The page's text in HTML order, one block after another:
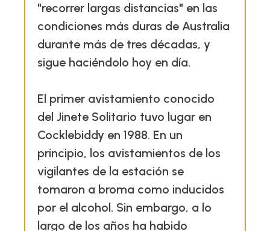
"recorrer largas distancias" en las
condiciones más duras de Australia
durante más de tres décadas, y
sigue haciéndolo hoy en día.
El primer avistamiento conocido
del Jinete Solitario tuvo lugar en
Cocklebiddy en 1988. En un
principio, los avistamientos de los
vigilantes de la estación se
tomaron a broma como inducidos
por el alcohol. Sin embargo, a lo
largo de los años ha habido